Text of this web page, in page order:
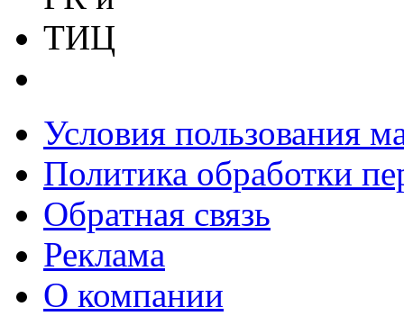
Условия пользования
Политика обработки
Обратная связь
Реклама
О компании